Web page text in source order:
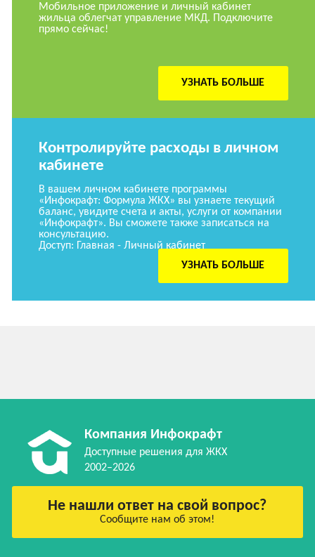
Мобильное приложение и личный кабинет
жильца облегчат управление МКД. Подключите
прямо сейчас!
УЗНАТЬ БОЛЬШЕ
Контролируйте расходы в личном
кабинете
В вашем личном кабинете программы
«Инфокрафт: Формула ЖКХ» вы узнаете текущий
баланс, увидите счета и акты, услуги от компании
«Инфокрафт». Вы сможете также записаться на
консультацию.
Доступ: Главная - Личный кабинет
УЗНАТЬ БОЛЬШЕ
Компания Инфокрафт
Доступные решения для ЖКХ
2002–2026
Не нашли ответ на свой вопрос?
Сообщите нам об этом!